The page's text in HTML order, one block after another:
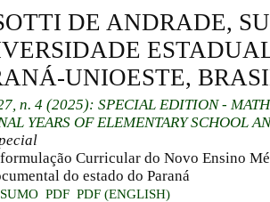
DE ANDRADE,
UNIOESTE,
n. 4 (2025): SPECIAL EDITION -
YEARS OF ELEMENTARY SCHOOL
Curricular do Novo Ensino
do estado do Paraná
PDF PDF (ENGLISH)